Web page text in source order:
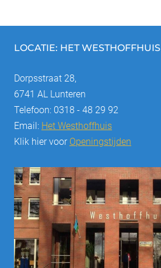
LOCATIE: HET WESTHOFFHUIS
Dorpsstraat 28,
6741 AL Lunteren
Telefoon: 0318 - 48 29 92
Email: Het Westhoffhuis
Klik hier voor Openingstijden